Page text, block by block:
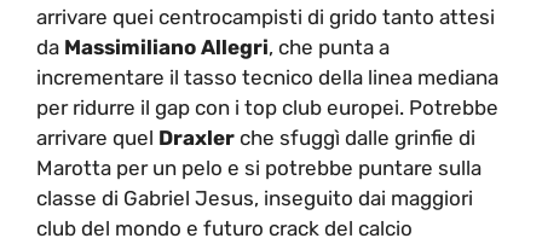
arrivare quei centrocampisti di grido tanto attesi
da Massimiliano Allegri, che punta a
incrementare il tasso tecnico della linea mediana
per ridurre il gap con i top club europei. Potrebbe
arrivare quel Draxler che sfuggì dalle grinfie di
Marotta per un pelo e si potrebbe puntare sulla
classe di Gabriel Jesus, inseguito dai maggiori
club del mondo e futuro crack del calcio